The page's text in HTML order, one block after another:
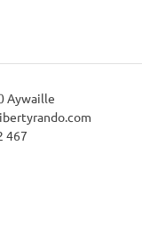
Aywaille
467